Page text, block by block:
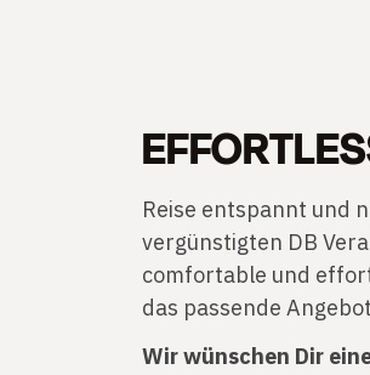
Reise entspannt und
vergünstigten DB
comfortable und
das passende
Wir wünschen Dir